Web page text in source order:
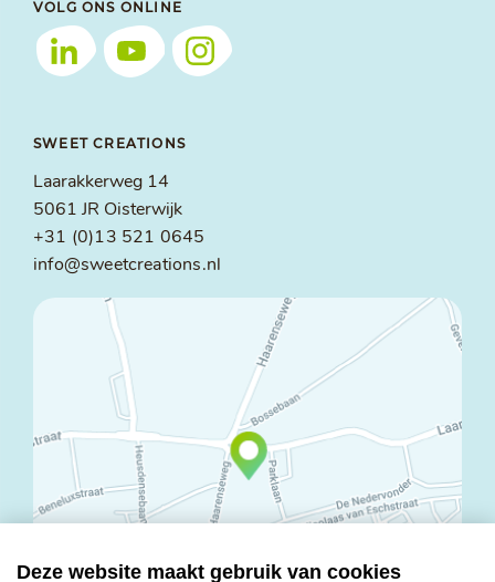
Deze website maakt gebruik van cookies
VOLG ONS ONLINE
SWEET CREATIONS
Laarakkerweg 14
5061 JR Oisterwijk
+31 (0)13 521 0645
info@sweetcreations.nl